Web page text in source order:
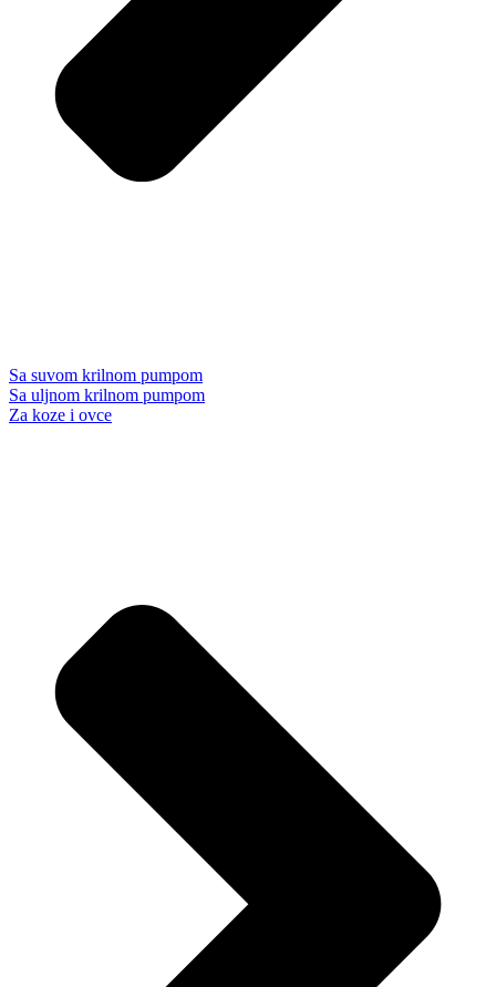
Sa suvom krilnom pumpom
Sa uljnom krilnom pumpom
Za koze i ovce